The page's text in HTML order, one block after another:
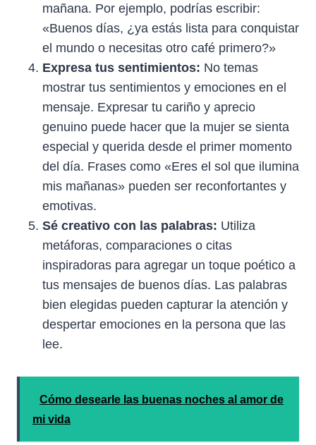
mañana. Por ejemplo, podrías escribir:
«Buenos días, ¿ya estás lista para conquistar
el mundo o necesitas otro café primero?»
Expresa tus sentimientos: No temas
mostrar tus sentimientos y emociones en el
mensaje. Expresar tu cariño y aprecio
genuino puede hacer que la mujer se sienta
especial y querida desde el primer momento
del día. Frases como «Eres el sol que ilumina
mis mañanas» pueden ser reconfortantes y
emotivas.
Sé creativo con las palabras: Utiliza
metáforas, comparaciones o citas
inspiradoras para agregar un toque poético a
tus mensajes de buenos días. Las palabras
bien elegidas pueden capturar la atención y
despertar emociones en la persona que las
lee.
Cómo desearle las buenas noches al amor de
mi vida